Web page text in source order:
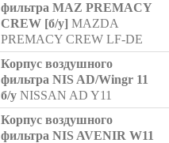
фильтра MAZ PREMACY
CREW [б/у] MAZDA
PREMACY CREW LF-DE
Корпус воздушного
фильтра NIS AD/Wingr 11
б/у NISSAN AD Y11
Корпус воздушного
фильтра NIS AVENIR W11